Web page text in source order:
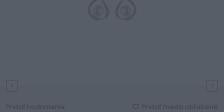
Pridať hodnotenie Pridať medzi obľúbené